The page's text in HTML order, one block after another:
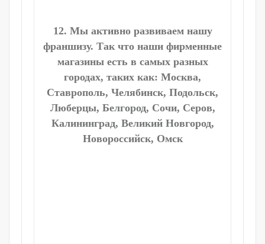
12. Мы активно развиваем нашу
франшизу. Так что наши фирменные
магазины есть в самых разных
городах, таких как: Москва,
Ставрополь, Челябинск, Подольск,
Люберцы, Белгород, Сочи, Серов,
Калининград, Великий Новгород,
Новороссийск, Омск